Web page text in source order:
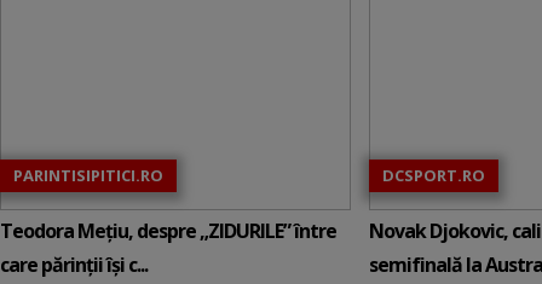
PARINTISIPITICI.RO
Teodora Mețiu, despre „ZIDURILE” între
care părinții își c...
DCSPORT.RO
Novak Djokovic,
semifinală la